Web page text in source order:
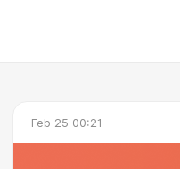
Feb 25 00:21